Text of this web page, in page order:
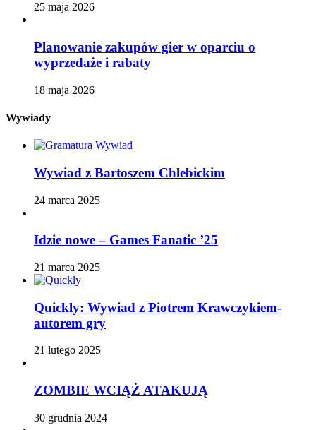
25 maja 2026
Planowanie zakupów gier w oparciu o
wyprzedaże i rabaty
18 maja 2026
Wywiady
Wywiad z Bartoszem Chlebickim
24 marca 2025
Idzie nowe – Games Fanatic ’25
21 marca 2025
Quickly: Wywiad z Piotrem Krawczykiem-
autorem gry
21 lutego 2025
ZOMBIE WCIĄŻ ATAKUJĄ
30 grudnia 2024